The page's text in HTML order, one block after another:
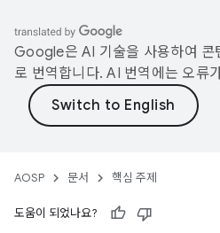
Google은 AI 기술을 사용하여 콘
로 번역합니다. AI 번역에는 오류
AOSP 문서 핵심 주제
도움이 되었나요?